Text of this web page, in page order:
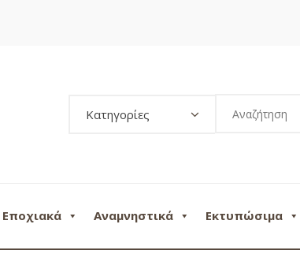
Κατηγορίες
Εποχιακά Αναμνηστικά Εκτυπώσιμα